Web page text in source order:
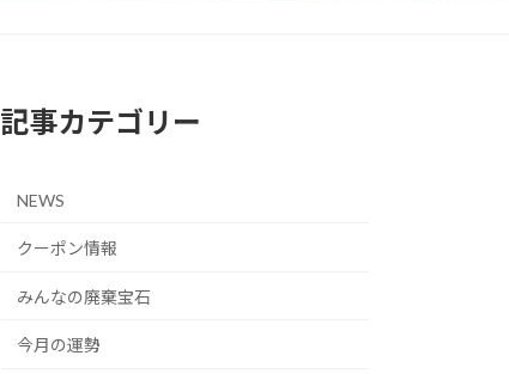
記事カテゴリー
NEWS
クーポン情報
みんなの廃棄宝石
今月の運勢